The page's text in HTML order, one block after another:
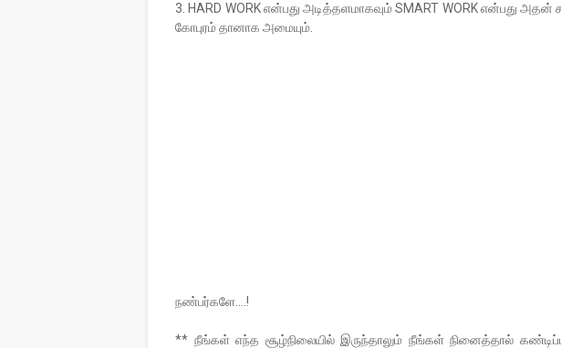
3. HARD WORK என்பது அடித்தளமாகவும் SMART WORK என்பது அதன்
கோபுரம் தானாக அமையும்.
நண்பர்களே….!
** நீங்கள் எந்த சூழ்நிலையில் இருந்தாலும் நீங்கள் நினைத்தால்